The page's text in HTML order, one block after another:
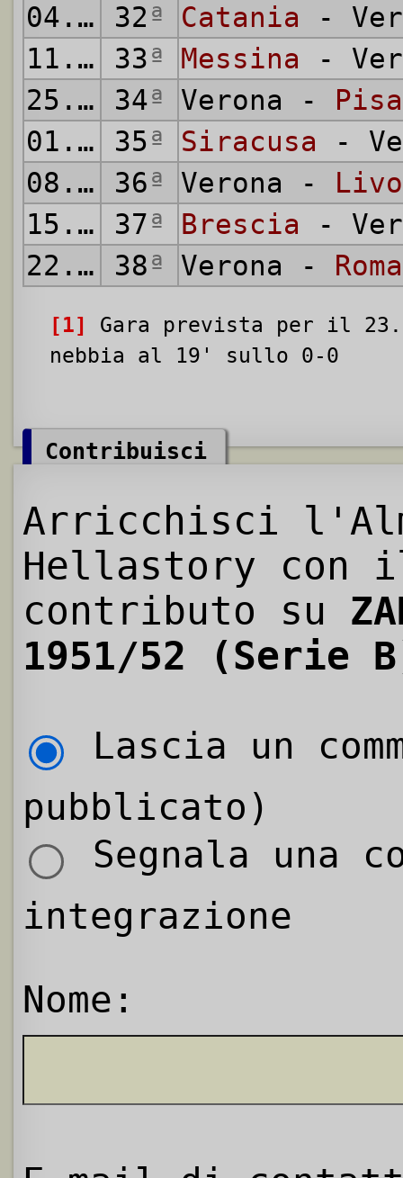
04.05.1952
32ª Catania -
11.05.1952
33ª Messina -
25.05.1952
34ª Verona - Pisa
01.06.1952
35ª Siracusa -
08.06.1952
36ª Verona -
15.06.1952
37ª Brescia -
22.06.1952
38ª Verona - Roma
[1]
Gara prevista per il
nebbia al 19' sullo 0-0
Contribuisci
Arricchisci
Hellastory con
contributo su
1951/52 (Serie
Lascia un
pubblicato)
Segnala una
integrazione
Nome: